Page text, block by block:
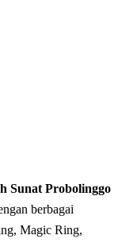
Sunat Probolinggo
bеrbаgаі
Magic Ring,